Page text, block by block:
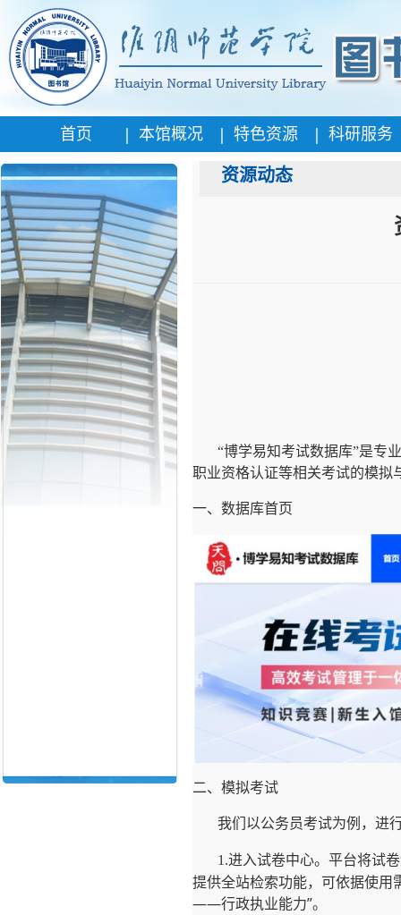
首页 | 本馆概况 | 特色资源 | 科研服务
资源动态
“博学易知考试数据库”是专
职业资格认证等相关考试的模拟
一、数据库首页
二、模拟考试
我们以公务员考试为例，进
1.进入试卷中心。平台将试
提供全站检索功能，可依据使用
——行政执业能力”。